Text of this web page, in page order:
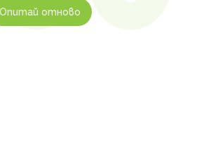
Опитай отново